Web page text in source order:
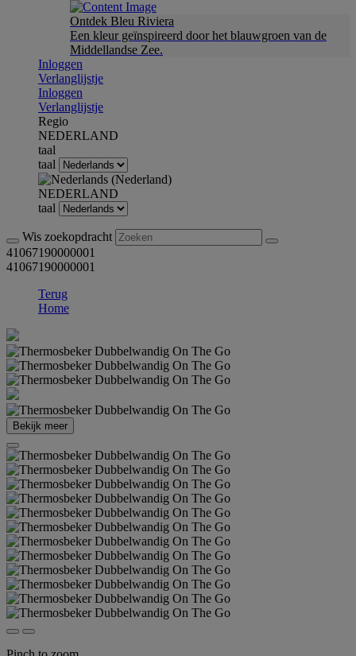
Ontdek Bleu Riviera
Een kleur geïnspireerd door het blauwgroen van de
Middellandse Zee.
Inloggen
Verlanglijstje
Inloggen
Verlanglijstje
Regio
NEDERLAND
taal
taal
NEDERLAND
taal
Wis zoekopdracht
41067190000001
41067190000001
Terug
Home
Bekijk meer